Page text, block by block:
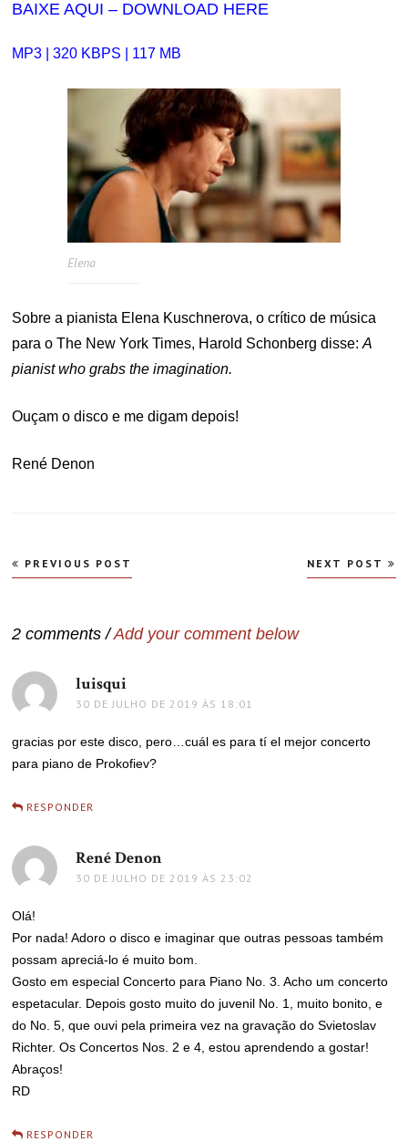
BAIXE AQUI – DOWNLOAD HERE
MP3 | 320 KBPS | 117 MB
Elena
Sobre a pianista Elena Kuschnerova, o crítico de música
para o The New York Times, Harold Schonberg disse:A
pianist who grabs the imagination.
Ouçam o disco e me digam depois!
René Denon
Navegação
de
PREVIOUS POST NEXT POST
2 comments /Add your comment below
luisqui
30 DE JULHO DE 2019 ÀS 18:01
gracias por este disco, pero…cuál es para tí el mejor concerto
para piano de Prokofiev?
RESPONDER
René Denon
30 DE JULHO DE 2019 ÀS 23:02
Olá!
Por nada! Adoro o disco e imaginar que outras pessoas também
possam apreciá-lo é muito bom.
Gosto em especial Concerto para Piano No. 3. Acho um concerto
espetacular. Depois gosto muito do juvenil No. 1, muito bonito, e
do No. 5, que ouvi pela primeira vez na gravação do Svietoslav
Richter. Os Concertos Nos. 2 e 4, estou aprendendo a gostar!
Abraços!
RD
RESPONDER